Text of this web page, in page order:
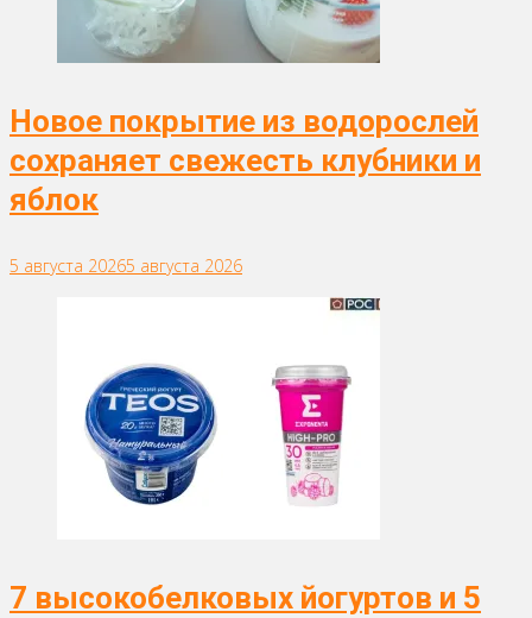
Новое покрытие из водорослей
сохраняет свежесть клубники и
яблок
5 августа 20265 августа 2026
7 высокобелковых йогуртов и 5